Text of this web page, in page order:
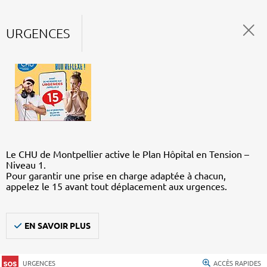
URGENCES
Le CHU de Montpellier active le Plan Hôpital en Tension –
Niveau 1.
Pour garantir une prise en charge adaptée à chacun,
appelez le 15 avant tout déplacement aux urgences.
EN SAVOIR PLUS
URGENCES ACCÈS RAPIDES